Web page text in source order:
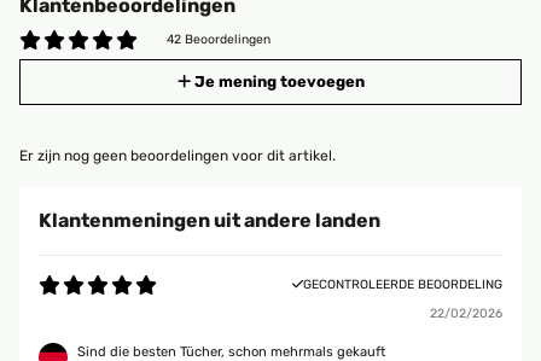
Klantenbeoordelingen
42 Beoordelingen
Je mening toevoegen
Er zijn nog geen beoordelingen voor dit artikel.
Klantenmeningen uit andere landen
GECONTROLEERDE BEOORDELING
22/02/2026
Sind die besten Tücher, schon mehrmals gekauft